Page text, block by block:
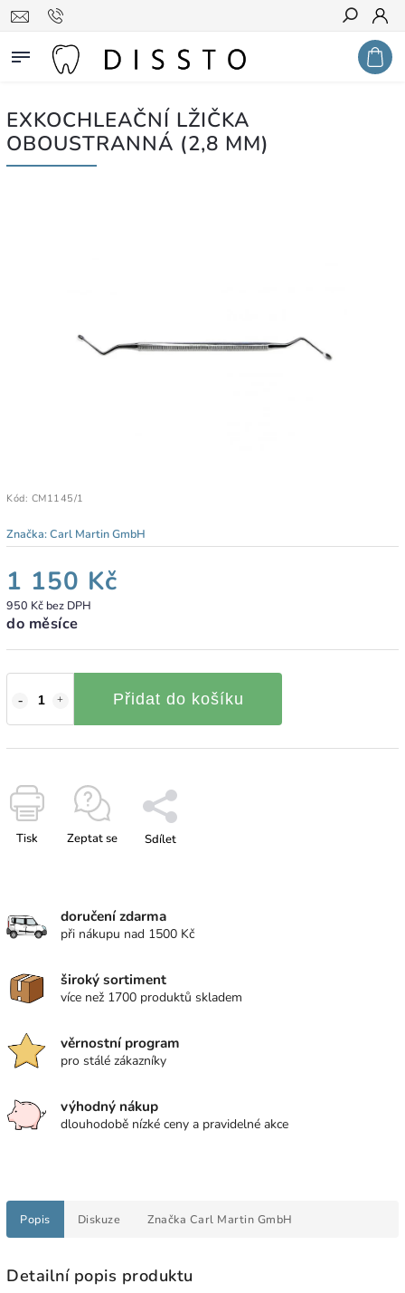
Hledat
EXKOCHLEAČNÍ LŽIČKA
OBOUSTRANNÁ (2,8 MM)
Kód: CM1145/1
Značka:Carl Martin GmbH
1 150 Kč
950 Kč bez DPH
do měsíce
Přidat do košíku
Tisk Zeptat se Sdílet
doručení zdarma
při nákupu nad 1500 Kč
široký sortiment
více než 1700 produktů skladem
věrnostní program
pro stálé zákazníky
výhodný nákup
dlouhodobě nízké ceny a pravidelné akce
Popis Diskuze Značka Carl Martin GmbH
Detailní popis produktu